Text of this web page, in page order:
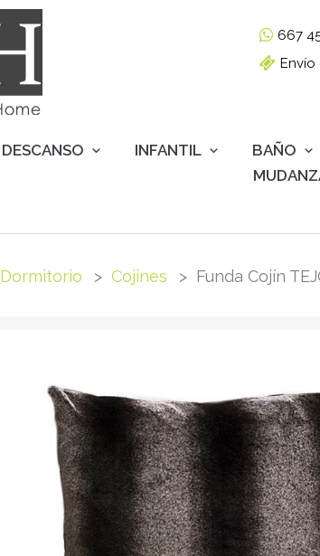
667
Envío
DESCANSO INFANTIL BAÑO
Dormitorio Cojines Funda Cojín